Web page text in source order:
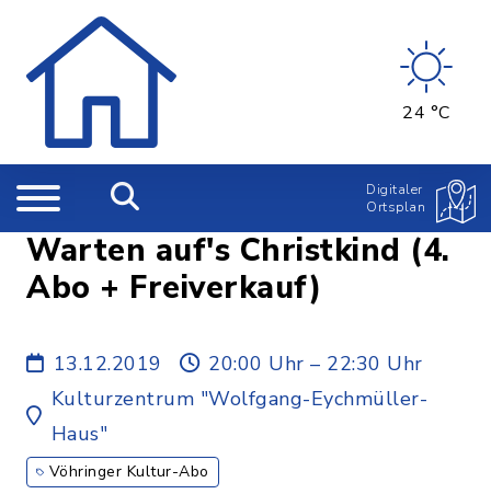
24 °C
Digitaler
Ortsplan
Warten auf's Christkind (4.
Abo + Freiverkauf)
13.12.2019
20:00 Uhr – 22:30 Uhr
Kulturzentrum "Wolfgang-Eychmüller-
Haus"
Vöhringer Kultur-Abo